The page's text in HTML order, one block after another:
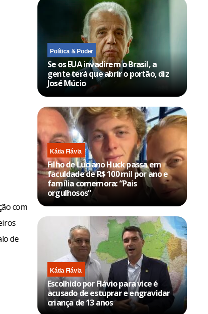
com
de
Política & Poder
Se os EUA invadirem o Brasil, a
gente terá que abrir o portão, diz
José Múcio
Kátia Flávia
Filho de Luciano Huck passa em
faculdade de R$ 100 mil por ano e
família comemora: “Pais
orgulhosos”
Kátia Flávia
Escolhido por Flávio para vice é
acusado de estuprar e engravidar
criança de 13 anos